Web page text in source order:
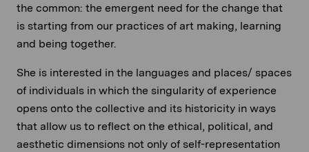
the common: the emergent need for the change that
is starting from our practices of art making, learning
and being together.
She is interested in the languages and places/ spaces
of individuals in which the singularity of experience
opens onto the collective and its historicity in ways
that allow us to reflect on the ethical, political, and
aesthetic dimensions not only of self-representation